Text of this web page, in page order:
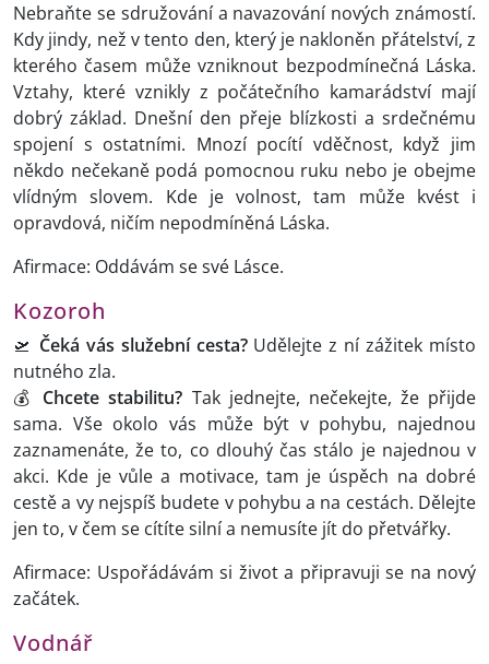
Nebraňte se sdružování a navazování nových známostí.
Kdy jindy, než v tento den, který je nakloněn přátelství, z
kterého časem může vzniknout bezpodmínečná Láska.
Vztahy, které vznikly z počátečního kamarádství mají
dobrý základ. Dnešní den přeje blízkosti a srdečnému
spojení s ostatními. Mnozí pocítí vděčnost, když jim
někdo nečekaně podá pomocnou ruku nebo je obejme
vlídným slovem. Kde je volnost, tam může kvést i
opravdová, ničím nepodmíněná Láska.
Afirmace: Oddávám se své Lásce.
Kozoroh
🛫 Čeká vás služební cesta?Udělejte z ní zážitek místo
nutného zla.
💰 Chcete stabilitu? Tak jednejte, nečekejte, že přijde
sama. Vše okolo vás může být v pohybu, najednou
zaznamenáte, že to, co dlouhý čas stálo je najednou v
akci. Kde je vůle a motivace, tam je úspěch na dobré
cestě a vy nejspíš budete v pohybu a na cestách. Dělejte
jen to, v čem se cítíte silní a nemusíte jít do přetvářky.
Afirmace: Uspořádávám si život a připravuji se na nový
začátek.
Vodnář